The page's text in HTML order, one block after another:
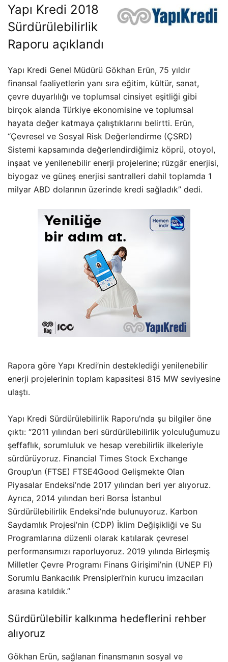
Yapı Kredi 2018
Sürdürülebilirlik
Raporu açıklandı
Yapı Kredi Genel Müdürü Gökhan Erün, 75 yıldır
finansal faaliyetlerin yanı sıra eğitim, kültür, sanat,
çevre duyarlılığı ve toplumsal cinsiyet eşitliği gibi
birçok alanda Türkiye ekonomisine ve toplumsal
hayata değer katmaya çalıştıklarını belirtti. Erün,
“Çevresel ve Sosyal Risk Değerlendirme (ÇSRD)
Sistemi kapsamında değerlendirdiğimiz köprü, otoyol,
inşaat ve yenilenebilir enerji projelerine; rüzgâr enerjisi,
biyogaz ve güneş enerjisi santralleri dahil toplamda 1
milyar ABD dolarının üzerinde kredi sağladık” dedi.
Rapora göre Yapı Kredi’nin desteklediği yenilenebilir
enerji projelerinin toplam kapasitesi 815 MW seviyesine
ulaştı.
Yapı Kredi Sürdürülebilirlik Raporu’nda şu bilgiler öne
çıktı: “2011 yılından beri sürdürülebilirlik yolculuğumuzu
şeffaflık, sorumluluk ve hesap verebilirlik ilkeleriyle
sürdürüyoruz. Financial Times Stock Exchange
Group’un (FTSE) FTSE4Good Gelişmekte Olan
Piyasalar Endeksi’nde 2017 yılından beri yer alıyoruz.
Ayrıca, 2014 yılından beri Borsa İstanbul
Sürdürülebilirlik Endeksi’nde bulunuyoruz. Karbon
Saydamlık Projesi’nin (CDP) İklim Değişikliği ve Su
Programlarına düzenli olarak katılarak çevresel
performansımızı raporluyoruz. 2019 yılında Birleşmiş
Milletler Çevre Programı Finans Girişimi’nin (UNEP FI)
Sorumlu Bankacılık Prensipleri’nin kurucu imzacıları
arasına katıldık.”
Sürdürülebilir kalkınma hedeflerini rehber
alıyoruz
Gökhan Erün, sağlanan finansmanın sosyal ve